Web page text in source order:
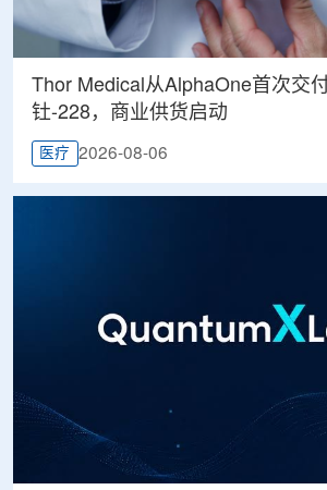
Thor Medical从AlphaOne首次交
钍-228，商业供货启动
医疗 2026-08-06